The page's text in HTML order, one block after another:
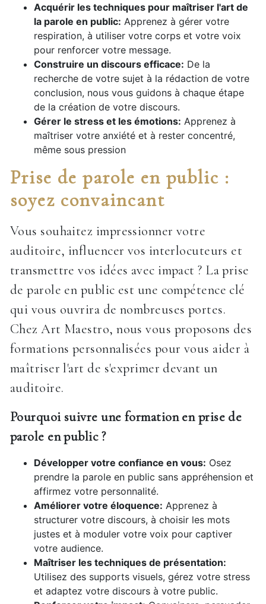
Acquérir les techniques pour maîtriser l'art de
la parole en public: Apprenez à gérer votre
respiration, à utiliser votre corps et votre voix
pour renforcer votre message.
Construire un discours efficace: De la
recherche de votre sujet à la rédaction de votre
conclusion, nous vous guidons à chaque étape
de la création de votre discours.
Gérer le stress et les émotions: Apprenez à
maîtriser votre anxiété et à rester concentré,
même sous pression
Prise de parole en public :
soyez convaincant
Vous souhaitez impressionner votre
auditoire, influencer vos interlocuteurs et
transmettre vos idées avec impact ? La prise
de parole en public est une compétence clé
qui vous ouvrira de nombreuses portes.
Chez Art Maestro, nous vous proposons des
formations personnalisées pour vous aider à
maîtriser l'art de s'exprimer devant un
auditoire.
Pourquoi suivre une formation en prise de
parole en public ?
Développer votre confiance en vous: Osez
prendre la parole en public sans appréhension et
affirmez votre personnalité.
Améliorer votre éloquence: Apprenez à
structurer votre discours, à choisir les mots
justes et à moduler votre voix pour captiver
votre audience.
Maîtriser les techniques de présentation:
Utilisez des supports visuels, gérez votre stress
et adaptez votre discours à votre public.